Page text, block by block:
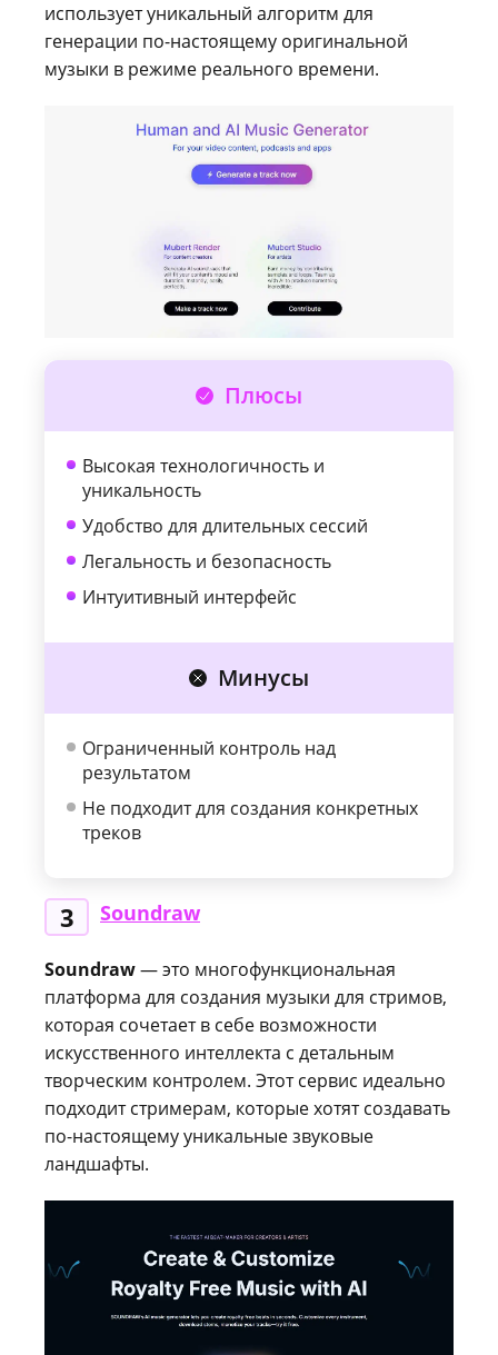
использует уникальный алгоритм для
генерации по-настоящему оригинальной
музыки в режиме реального времени.
Плюсы
Высокая технологичность и
уникальность
Удобство для длительных сессий
Легальность и безопасность
Интуитивный интерфейс
Минусы
Ограниченный контроль над
результатом
Не подходит для создания конкретных
треков
3 Soundraw
Soundraw— это многофункциональная
платформа для создания музыки для стримов,
которая сочетает в себе возможности
искусственного интеллекта с детальным
творческим контролем. Этот сервис идеально
подходит стримерам, которые хотят создавать
по-настоящему уникальные звуковые
ландшафты.